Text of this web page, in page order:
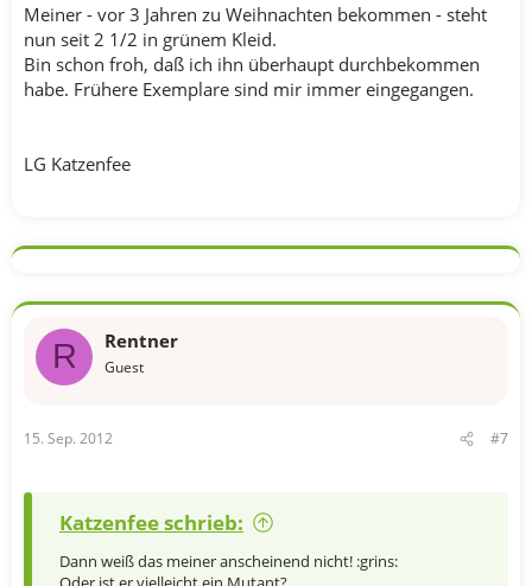
Meiner - vor 3 Jahren zu Weihnachten bekommen - steht
nun seit 2 1/2 in grünem Kleid.
Bin schon froh, daß ich ihn überhaupt durchbekommen
habe. Frühere Exemplare sind mir immer eingegangen.
LG Katzenfee
R Rentner
Guest
15. Sep. 2012 #7
Katzenfee schrieb:
Dann weiß das meiner anscheinend nicht! :grins: